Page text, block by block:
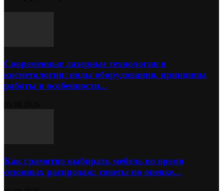
Современные лазерные технологии в
косметологии: виды оборудования, принципы
работы и особенности...
Как грамотно выбирать мебель во время
сезонных распродаж: советы по оценке...